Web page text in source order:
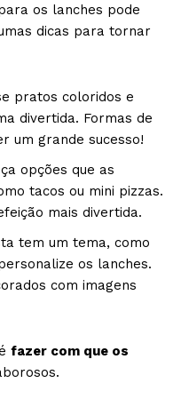
os lanches pode
dicas para tornar
pratos coloridos e
divertida. Formas de
um grande sucesso!
opções que as
tacos ou mini pizzas.
mais divertida.
tem um tema, como
os lanches.
com imagens
fazer com que os